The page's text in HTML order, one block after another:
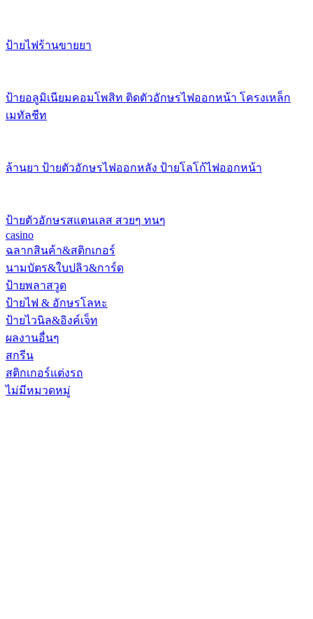
ป้ายไฟร้านขายยา
ป้ายอลูมิเนียมคอมโพสิท ติดตัวอักษรไฟออกหน้า โครงเหล็ก
เมทัลชีท
ล้านยา ป้ายตัวอักษรไฟออกหลัง ป้ายโลโก้ไฟออกหน้า
ป้ายตัวอักษรสแตนเลส สวยๆ ทนๆ
casino
ฉลากสินค้า&สติกเกอร์
นามบัตร&ใบปลิว&การ์ด
ป้ายพลาสวูด
ป้ายไฟ & อักษรโลหะ
ป้ายไวนิล&อิงค์เจ็ท
ผลงานอื่นๆ
สกรีน
สติกเกอร์แต่งรถ
ไม่มีหมวดหมู่